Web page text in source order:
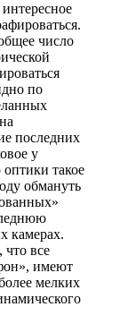
число
по
последних
у
такое
обмануть
камерах.
что все
имеют
мелких